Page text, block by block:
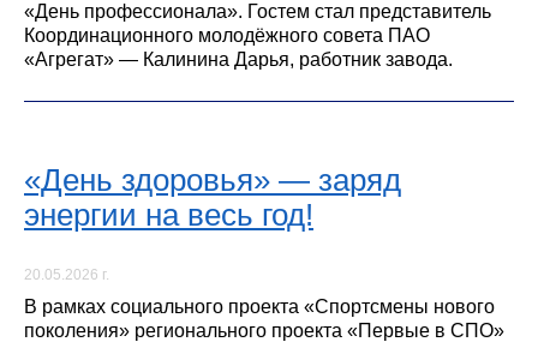
«День профессионала». Гостем стал представитель
Координационного молодёжного совета ПАО
«Агрегат» — Калинина Дарья, работник завода.
«День здоровья» — заряд
энергии на весь год!
20.05.2026 г.
В рамках социального проекта «Спортсмены нового
поколения» регионального проекта «Первые в СПО»